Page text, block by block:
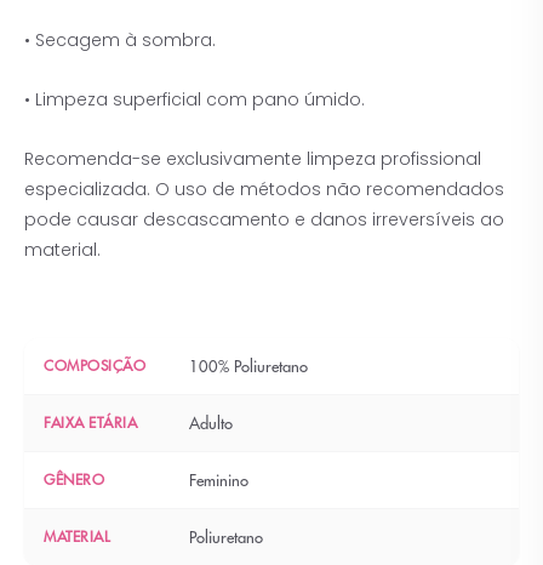
• Secagem à sombra.
• Limpeza superficial com pano úmido.
Recomenda-se exclusivamente limpeza profissional
especializada. O uso de métodos não recomendados
pode causar descascamento e danos irreversíveis ao
material.
COMPOSIÇÃO 100% Poliuretano
FAIXA ETÁRIA Adulto
GÊNERO Feminino
MATERIAL Poliuretano